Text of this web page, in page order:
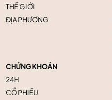
THẾ GIỚI
ĐỊA PHƯƠNG
CHỨNG KHOÁN
24H
CỔ PHIẾU